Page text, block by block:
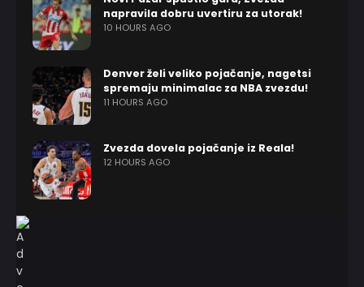
napravila dobru uvertiru za utorak!
10 HOURS AGO
Denver želi veliko pojačanje, nagetsi
spremaju minimalac za NBA zvezdu!
11 HOURS AGO
Zvezda dovela pojačanje iz Reala!
12 HOURS AGO